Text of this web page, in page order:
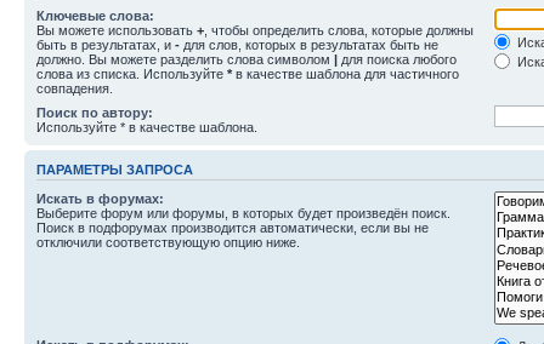
Ключевые слова:
Вы можете использовать + , чтобы определить слова, которые должны
быть в результатах, и - для слов, которых в результатах быть не
должно. Вы можете разделить слова символом | для поиска любого
слова из списка. Используйте * в качестве шаблона для частичного
совпадения.
Поиск по автору:
Используйте * в качестве шаблона.
ПАРАМЕТРЫ ЗАПРОСА
Искать в форумах:
Выберите форум или форумы, в которых будет произведён поиск.
Поиск в подфорумах производится автоматически, если вы не
отключили соответствующую опцию ниже.